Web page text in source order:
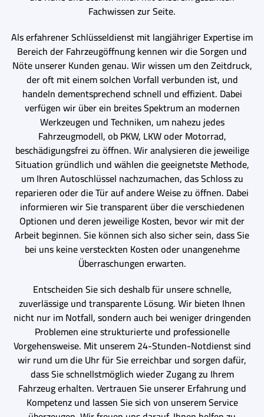
Fachwissen zur Seite.
Als erfahrener Schlüsseldienst mit langjähriger Expertise im
Bereich der Fahrzeugöffnung kennen wir die Sorgen und
Nöte unserer Kunden genau. Wir wissen um den Zeitdruck,
der oft mit einem solchen Vorfall verbunden ist, und
handeln dementsprechend schnell und effizient. Dabei
verfügen wir über ein breites Spektrum an modernen
Werkzeugen und Techniken, um nahezu jedes
Fahrzeugmodell, ob PKW, LKW oder Motorrad,
beschädigungsfrei zu öffnen. Wir analysieren die jeweilige
Situation gründlich und wählen die geeignetste Methode,
um Ihren Autoschlüssel nachzumachen, das Schloss zu
reparieren oder die Tür auf andere Weise zu öffnen. Dabei
informieren wir Sie transparent über die verschiedenen
Optionen und deren jeweilige Kosten, bevor wir mit der
Arbeit beginnen. Sie können sich also sicher sein, dass Sie
bei uns keine versteckten Kosten oder unangenehme
Überraschungen erwarten.
Entscheiden Sie sich deshalb für unsere schnelle,
zuverlässige und transparente Lösung. Wir bieten Ihnen
nicht nur im Notfall, sondern auch bei weniger dringenden
Problemen eine strukturierte und professionelle
Vorgehensweise. Mit unserem 24-Stunden-Notdienst sind
wir rund um die Uhr für Sie erreichbar und sorgen dafür,
dass Sie schnellstmöglich wieder Zugang zu Ihrem
Fahrzeug erhalten. Vertrauen Sie unserer Erfahrung und
Kompetenz und lassen Sie sich von unserem Service